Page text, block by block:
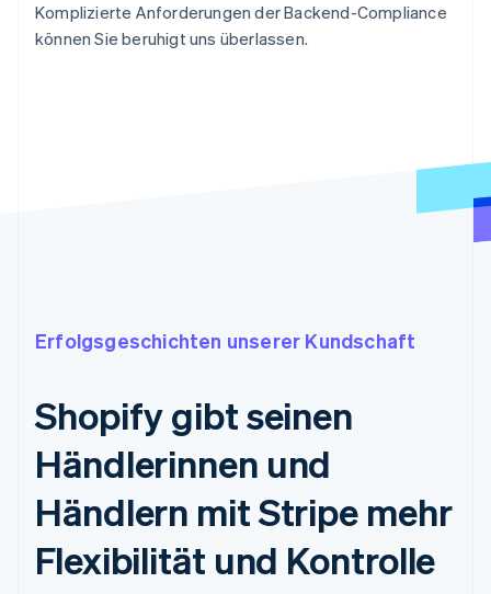
Komplizierte Anforderungen der Backend-Compliance
können Sie beruhigt uns überlassen.
Erfolgsgeschichten unserer Kundschaft
Shopify gibt seinen
Händlerinnen und
Händlern mit Stripe mehr
Flexibilität und Kontrolle